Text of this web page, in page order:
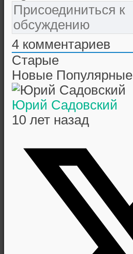
4 комментариев
Старые
Новые Популярные
Юрий Садовский
10 лет назад